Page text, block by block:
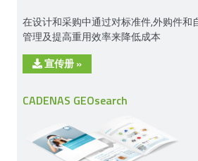
在设计和采购中通过对标准件,外购件和
管理及提高重用效率来降低成本
宣传册 »
CADENAS GEOsearch